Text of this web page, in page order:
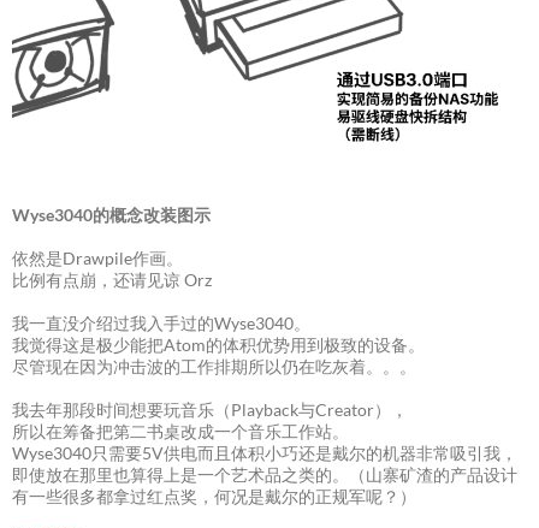
Wyse3040的概念改装图示
依然是Drawpile作画。
比例有点崩，还请见谅 Orz
我一直没介绍过我入手过的Wyse3040。
我觉得这是极少能把Atom的体积优势用到极致的设备。
尽管现在因为冲击波的工作排期所以仍在吃灰着。。。
我去年那段时间想要玩音乐（Playback与Creator），
所以在筹备把第二书桌改成一个音乐工作站。
Wyse3040只需要5V供电而且体积小巧还是戴尔的机器非常吸引我，
即使放在那里也算得上是一个艺术品之类的。（山寨矿渣的产品设计
有一些很多都拿过红点奖，何况是戴尔的正规军呢？）